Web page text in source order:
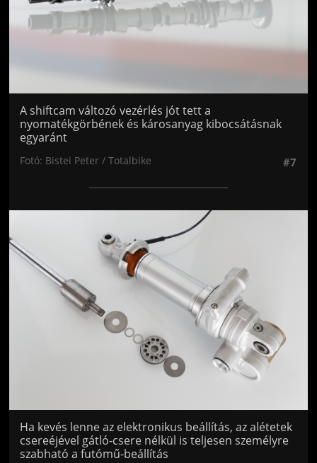
A shiftcam változó vezérlés jót tett a
nyomatékgörbének és károsanyag kibocsátásnak
egyaránt
Fotó: Bistei Peter / Totalbike #7
Jön még kép!
Ha kevés lenne az elektronikus beállítás, az alétetek
csereéjével gátló-csere nélkül is teljesen személyre
szabható a futómű-beállítás